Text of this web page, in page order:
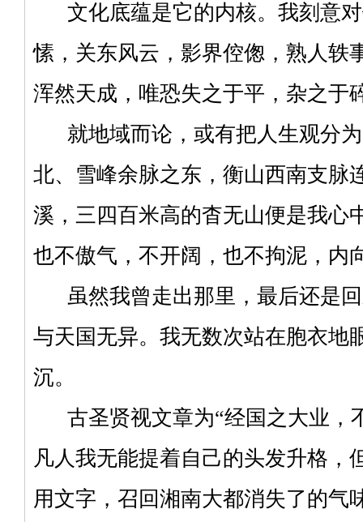
文化底蕴是它的内核。我刻意对
愫，关东风云，影界倥偬，熟人轶
浑然天成，唯恐失之于平，杂之于
就地域而论，或有把人生观分为
北、雪峰余脉之东，衡山西南支脉
溪，三四百米高的杳无山便是我心
也不傲气，不开阔，也不拘泥，内
虽然我曾走出那里，最后还是回
与天国无异。我无数次站在胞衣地
沉。
古圣贤视文章为“经国之大业，
凡人我无能提着自己的头发升格，
用文字，召回湘南大都消失了的气